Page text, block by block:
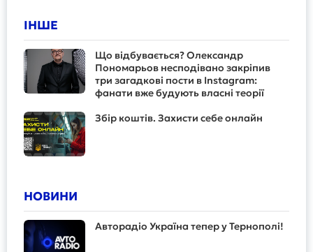
ІНШЕ
Що відбувається? Олександр
Пономарьов несподівано закріпив
три загадкові пости в Instagram:
фанати вже будують власні теорії
Збір коштів. Захисти себе онлайн
НОВИНИ
Авторадіо Україна тепер у Тернополі!